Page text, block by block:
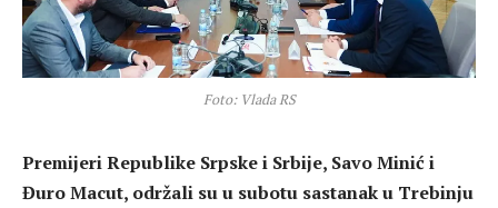
Foto: Vlada RS
Premijeri Republike Srpske i Srbije, Savo Minić i
Đuro Macut, održali su u subotu sastanak u Trebinju